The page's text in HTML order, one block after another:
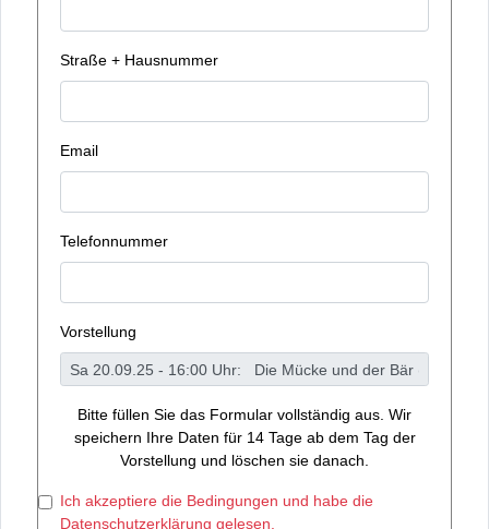
Straße + Hausnummer
Email
Telefonnummer
Vorstellung
Bitte füllen Sie das Formular vollständig aus. Wir
speichern Ihre Daten für 14 Tage ab dem Tag der
Vorstellung und löschen sie danach.
Ich akzeptiere die Bedingungen und habe die
Datenschutzerklärung gelesen.